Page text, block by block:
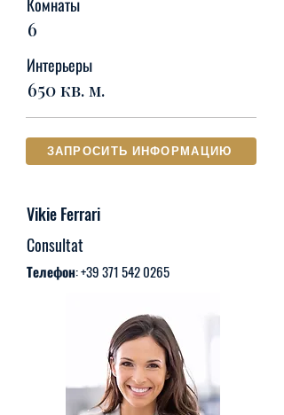
6
Интерьеры
650 кв. м.
ЗАПРОСИТЬ ИНФОРМАЦИЮ
Vikie Ferrari
Consultat
Телефон:+39 371 542 0265